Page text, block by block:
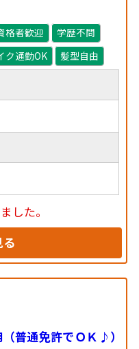
格者歓迎
学歴不問
ク通勤OK 髪型自由
した。
普通免許でＯＫ♪）